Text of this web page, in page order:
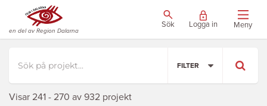
en del av Region Dalarna
Sök Logga in Meny
FILTER
Visar 241 - 270 av 932 projekt